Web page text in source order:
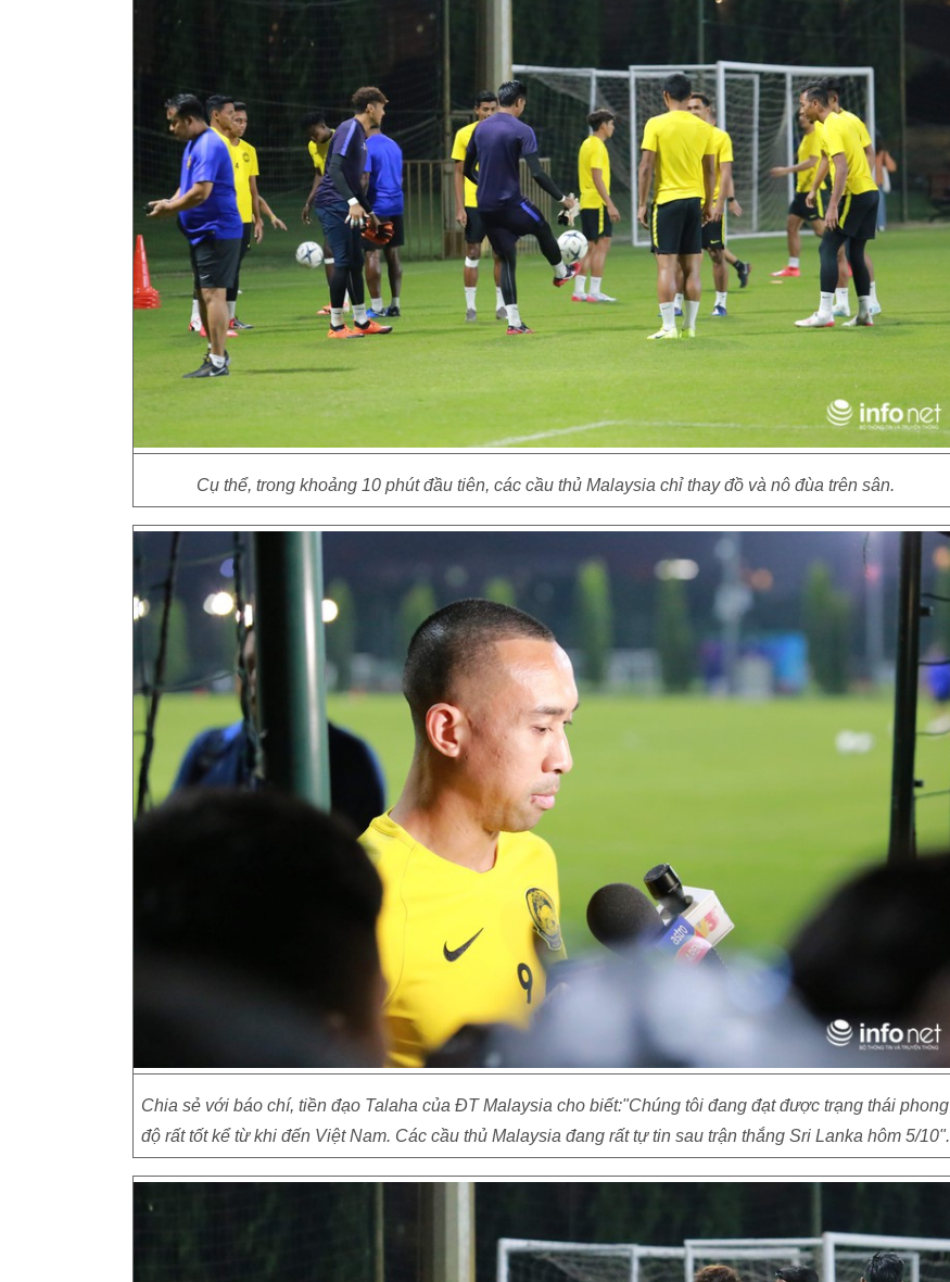
Cụ thể, trong khoảng 10 phút đầu tiên, các cầu thủ Malaysia chỉ thay đồ và nô đùa trên sân.
Chia sẻ với báo chí, tiền đạo Talaha của ĐT Malaysia cho biết:"Chúng tôi đang đạt được trạng thái phong
độ rất tốt kể từ khi đến Việt Nam. Các cầu thủ Malaysia đang rất tự tin sau trận thắng Sri Lanka hôm 5/10".